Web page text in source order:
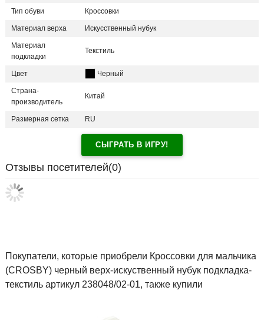
Тип обуви Кроссовки
Материал верха Искусственный нубук
Материал
подкладки
Текстиль
Цвет Черный
Страна-
производитель
Китай
Размерная сетка RU
СЫГРАТЬ В ИГРУ!
Отзывы посетителей(0)
Покупатели, которые приобрели Кроссовки для мальчика
(CROSBY) черный верх-искуственный нубук подкладка-
текстиль артикул 238048/02-01, также купили